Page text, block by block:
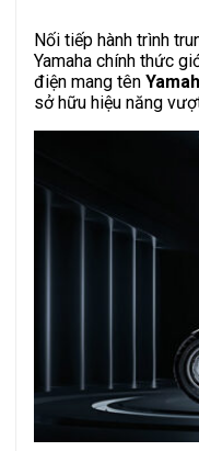
Nối tiếp hành trình
Yamaha chính thức
điện mang tên
sở hữu hiệu năng